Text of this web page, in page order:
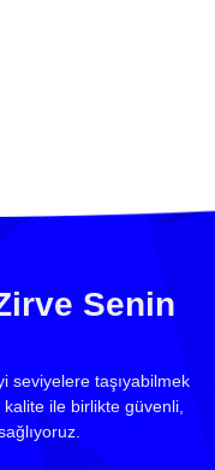
Senin
seviyelere taşıyabilmek
kalite ile birlikte güvenli,